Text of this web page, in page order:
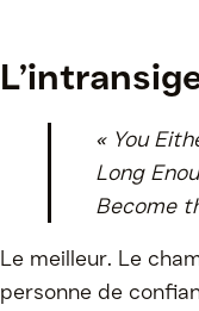
« You
Long
Become
Le meilleur. Le
personne de